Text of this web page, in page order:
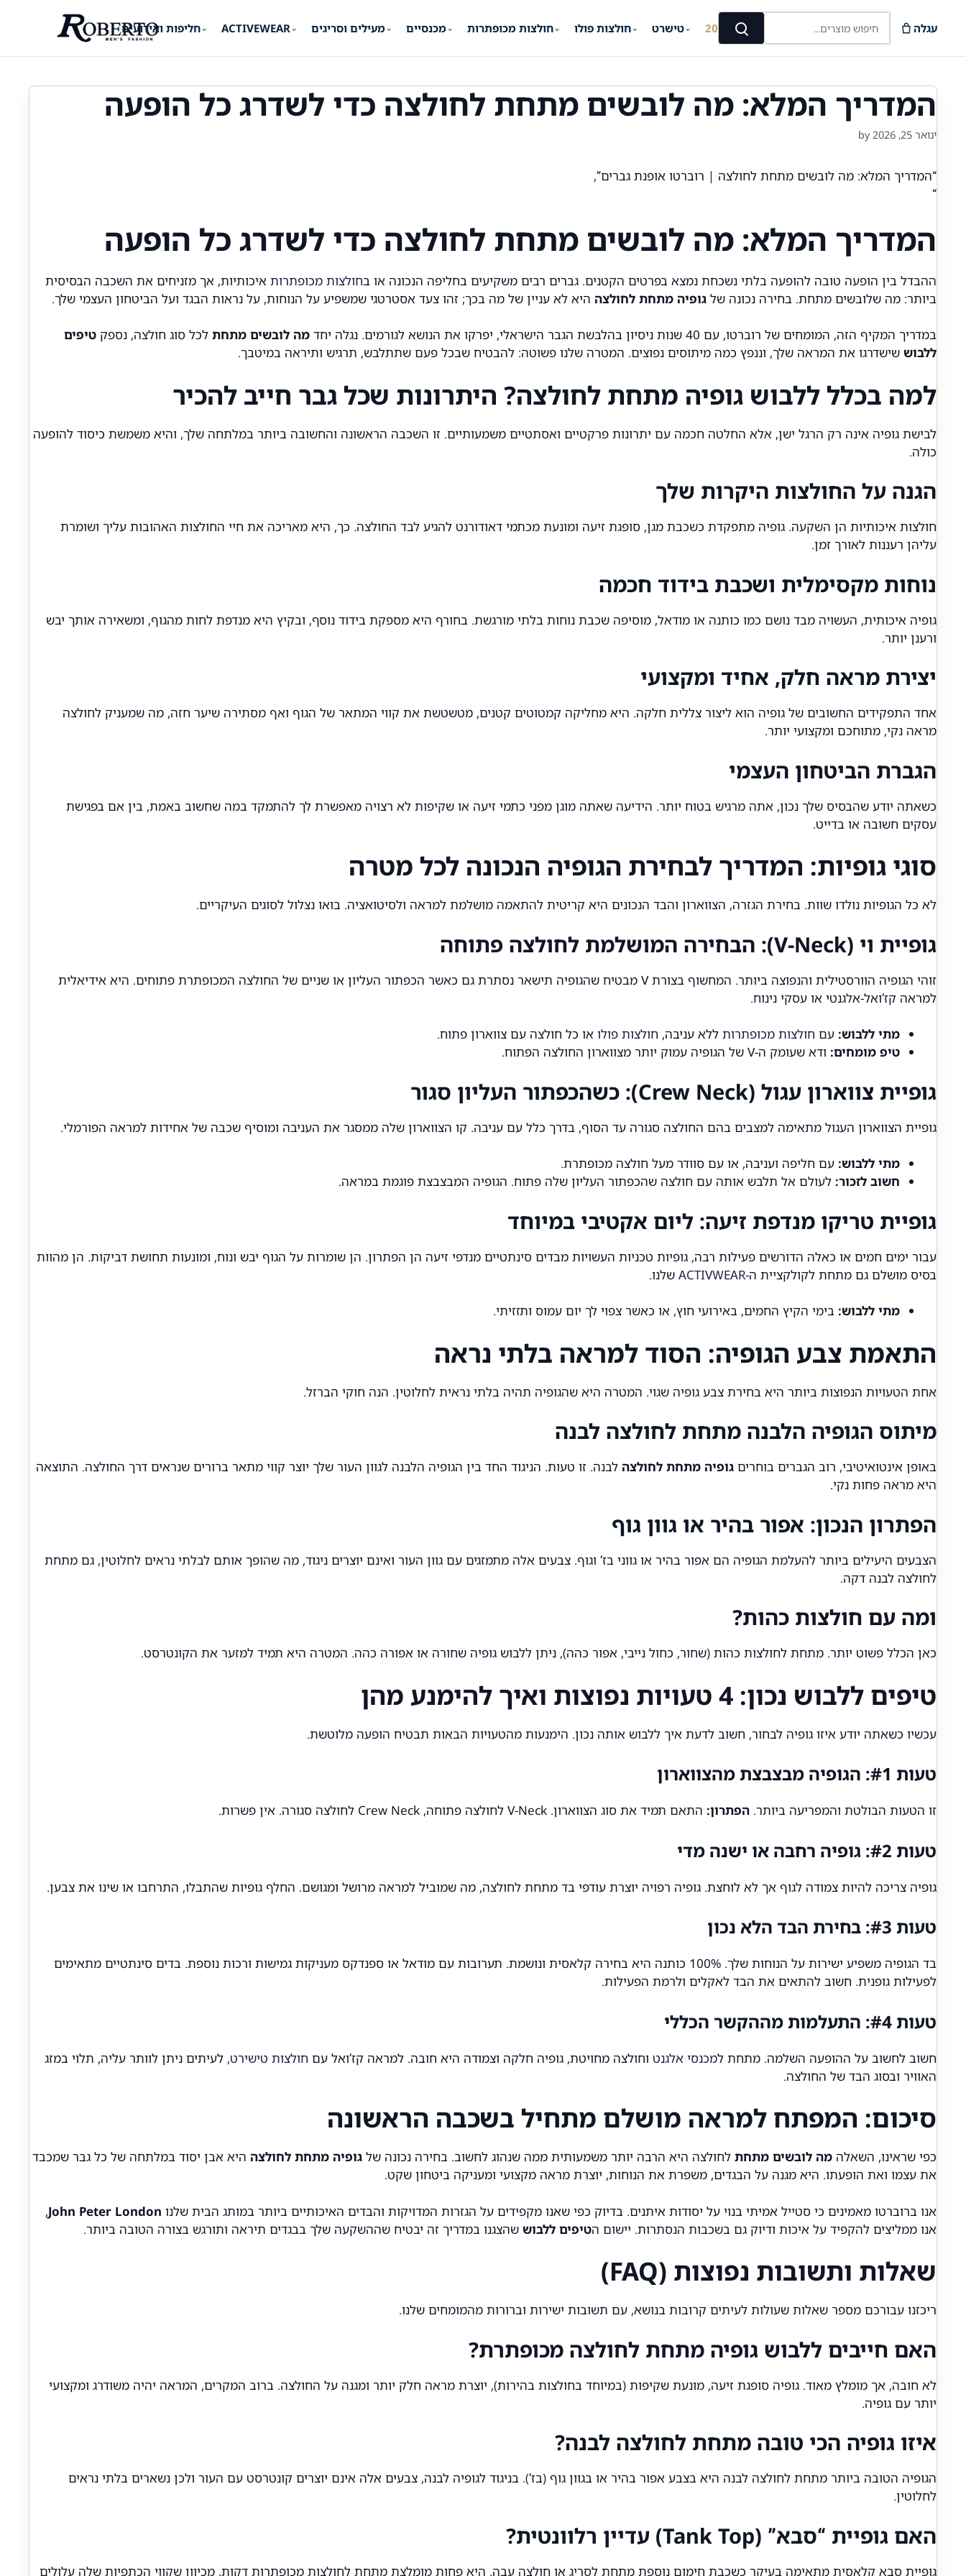
חליפות ואירועים⌄ ACTIVEWEAR ⌄ מעילים וסריגים⌄ מכנסיים⌄ חולצות מכופתרות⌄ חולצות פולו⌄ טישרט⌄ קיץ 2026 חיפוש מוצרים...
חיפוש עגלה
המדריך המלא: מה לובשים מתחת לחולצה כדי לשדרג כל הופעה
ינואר 25, 2026 by
“המדריך המלא: מה לובשים מתחת לחולצה | רוברטו אופנת גברים”,
“
המדריך המלא: מה לובשים מתחת לחולצה כדי לשדרג כל הופעה
ההבדל בין הופעה טובה להופעה בלתי נשכחת נמצא בפרטים הקטנים. גברים רבים משקיעים בחליפה הנכונה או בחולצות מכופתרות איכותיות, אך מזניחים את השכבה הבסיסית
ביותר: מה שלובשים מתחת. בחירה נכונה של גופיה מתחת לחולצה היא לא עניין של מה בכך; זהו צעד אסטרטגי שמשפיע על הנוחות, על נראות הבגד ועל הביטחון העצמי שלך.
במדריך המקיף הזה, המומחים של רוברטו, עם 40 שנות ניסיון בהלבשת הגבר הישראלי, יפרקו את הנושא לגורמים. נגלה יחד מה לובשים מתחת לכל סוג חולצה, נספק טיפים
ללבוש שישדרגו את המראה שלך, וננפץ כמה מיתוסים נפוצים. המטרה שלנו פשוטה: להבטיח שבכל פעם שתתלבש, תרגיש ותיראה במיטבך.
למה בכלל ללבוש גופיה מתחת לחולצה? היתרונות שכל גבר חייב להכיר
לבישת גופיה אינה רק הרגל ישן, אלא החלטה חכמה עם יתרונות פרקטיים ואסתטיים משמעותיים. זו השכבה הראשונה והחשובה ביותר במלתחה שלך, והיא משמשת כיסוד להופעה
כולה.
הגנה על החולצות היקרות שלך
חולצות איכותיות הן השקעה. גופיה מתפקדת כשכבת מגן, סופגת זיעה ומונעת מכתמי דאודורנט להגיע לבד החולצה. כך, היא מאריכה את חיי החולצות האהובות עליך ושומרת
עליהן רעננות לאורך זמן.
נוחות מקסימלית ושכבת בידוד חכמה
גופיה איכותית, העשויה מבד נושם כמו כותנה או מודאל, מוסיפה שכבת נוחות בלתי מורגשת. בחורף היא מספקת בידוד נוסף, ובקיץ היא מנדפת לחות מהגוף, ומשאירה אותך יבש
ורענן יותר.
יצירת מראה חלק, אחיד ומקצועי
אחד התפקידים החשובים של גופיה הוא ליצור צללית חלקה. היא מחליקה קמטוטים קטנים, מטשטשת את קווי המתאר של הגוף ואף מסתירה שיער חזה, מה שמעניק לחולצה
מראה נקי, מתוחכם ומקצועי יותר.
הגברת הביטחון העצמי
כשאתה יודע שהבסיס שלך נכון, אתה מרגיש בטוח יותר. הידיעה שאתה מוגן מפני כתמי זיעה או שקיפות לא רצויה מאפשרת לך להתמקד במה שחשוב באמת, בין אם בפגישת
עסקים חשובה או בדייט.
סוגי גופיות: המדריך לבחירת הגופיה הנכונה לכל מטרה
לא כל הגופיות נולדו שוות. בחירת הגזרה, הצווארון והבד הנכונים היא קריטית להתאמה מושלמת למראה ולסיטואציה. בואו נצלול לסוגים העיקריים.
גופיית וי (V-Neck): הבחירה המושלמת לחולצה פתוחה
זוהי הגופיה הוורסטילית והנפוצה ביותר. המחשוף בצורת V מבטיח שהגופיה תישאר נסתרת גם כאשר הכפתור העליון או שניים של החולצה המכופתרת פתוחים. היא אידיאלית
למראה קז’ואל-אלגנטי או עסקי נינוח.
מתי ללבוש: עם חולצות מכופתרות ללא עניבה, חולצות פולו או כל חולצה עם צווארון פתוח.
טיפ מומחים: ודא שעומק ה-V של הגופיה עמוק יותר מצווארון החולצה הפתוח.
גופיית צווארון עגול (Crew Neck): כשהכפתור העליון סגור
גופיית הצווארון העגול מתאימה למצבים בהם החולצה סגורה עד הסוף, בדרך כלל עם עניבה. קו הצווארון שלה ממסגר את העניבה ומוסיף שכבה של אחידות למראה הפורמלי.
מתי ללבוש: עם חליפה ועניבה, או עם סוודר מעל חולצה מכופתרת.
חשוב לזכור: לעולם אל תלבש אותה עם חולצה שהכפתור העליון שלה פתוח. הגופיה המבצבצת פוגמת במראה.
גופיית טריקו מנדפת זיעה: ליום אקטיבי במיוחד
עבור ימים חמים או כאלה הדורשים פעילות רבה, גופיות טכניות העשויות מבדים סינתטיים מנדפי זיעה הן הפתרון. הן שומרות על הגוף יבש ונוח, ומונעות תחושת דביקות. הן מהוות
בסיס מושלם גם מתחת לקולקציית ה-ACTIVWEAR שלנו.
מתי ללבוש: בימי הקיץ החמים, באירועי חוץ, או כאשר צפוי לך יום עמוס ותזזיתי.
התאמת צבע הגופיה: הסוד למראה בלתי נראה
אחת הטעויות הנפוצות ביותר היא בחירת צבע גופיה שגוי. המטרה היא שהגופיה תהיה בלתי נראית לחלוטין. הנה חוקי הברזל.
מיתוס הגופיה הלבנה מתחת לחולצה לבנה
באופן אינטואיטיבי, רוב הגברים בוחרים גופיה מתחת לחולצה לבנה. זו טעות. הניגוד החד בין הגופיה הלבנה לגוון העור שלך יוצר קווי מתאר ברורים שנראים דרך החולצה. התוצאה
היא מראה פחות נקי.
הפתרון הנכון: אפור בהיר או גוון גוף
הצבעים היעילים ביותר להעלמת הגופיה הם אפור בהיר או גווני בז’ וגוף. צבעים אלה מתמזגים עם גוון העור ואינם יוצרים ניגוד, מה שהופך אותם לבלתי נראים לחלוטין, גם מתחת
לחולצה לבנה דקה.
ומה עם חולצות כהות?
כאן הכלל פשוט יותר. מתחת לחולצות כהות (שחור, כחול נייבי, אפור כהה), ניתן ללבוש גופיה שחורה או אפורה כהה. המטרה היא תמיד למזער את הקונטרסט.
טיפים ללבוש נכון: 4 טעויות נפוצות ואיך להימנע מהן
עכשיו כשאתה יודע איזו גופיה לבחור, חשוב לדעת איך ללבוש אותה נכון. הימנעות מהטעויות הבאות תבטיח הופעה מלוטשת.
טעות #1: הגופיה מבצבצת מהצווארון
זו הטעות הבולטת והמפריעה ביותר. הפתרון: התאם תמיד את סוג הצווארון. V-Neck לחולצה פתוחה, Crew Neck לחולצה סגורה. אין פשרות.
טעות #2: גופיה רחבה או ישנה מדי
גופיה צריכה להיות צמודה לגוף אך לא לוחצת. גופיה רפויה יוצרת עודפי בד מתחת לחולצה, מה שמוביל למראה מרושל ומגושם. החלף גופיות שהתבלו, התרחבו או שינו את צבען.
טעות #3: בחירת הבד הלא נכון
בד הגופיה משפיע ישירות על הנוחות שלך. 100% כותנה היא בחירה קלאסית ונושמת. תערובות עם מודאל או ספנדקס מעניקות גמישות ורכות נוספת. בדים סינתטיים מתאימים
לפעילות גופנית. חשוב להתאים את הבד לאקלים ולרמת הפעילות.
טעות #4: התעלמות מההקשר הכללי
חשוב לחשוב על ההופעה השלמה. מתחת למכנסי אלגנט וחולצה מחויטת, גופיה חלקה וצמודה היא חובה. למראה קז’ואל עם חולצות טישירט, לעיתים ניתן לוותר עליה, תלוי במזג
האוויר ובסוג הבד של החולצה.
סיכום: המפתח למראה מושלם מתחיל בשכבה הראשונה
כפי שראינו, השאלה מה לובשים מתחת לחולצה היא הרבה יותר משמעותית ממה שנהוג לחשוב. בחירה נכונה של גופיה מתחת לחולצה היא אבן יסוד במלתחה של כל גבר שמכבד
את עצמו ואת הופעתו. היא מגנה על הבגדים, משפרת את הנוחות, יוצרת מראה מקצועי ומעניקה ביטחון שקט.
אנו ברוברטו מאמינים כי סטייל אמיתי בנוי על יסודות איתנים. בדיוק כפי שאנו מקפידים על הגזרות המדויקות והבדים האיכותיים ביותר במותג הבית שלנו John Peter London
,
אנו ממליצים להקפיד על איכות ודיוק גם בשכבות הנסתרות. יישום הטיפים ללבוש שהצגנו במדריך זה יבטיח שההשקעה שלך בבגדים תיראה ותורגש בצורה הטובה ביותר.
שאלות ותשובות נפוצות (FAQ)
ריכזנו עבורכם מספר שאלות שעולות לעיתים קרובות בנושא, עם תשובות ישירות וברורות מהמומחים שלנו.
האם חייבים ללבוש גופיה מתחת לחולצה מכופתרת?
לא חובה, אך מומלץ מאוד. גופיה סופגת זיעה, מונעת שקיפות (במיוחד בחולצות בהירות), יוצרת מראה חלק יותר ומגנה על החולצה. ברוב המקרים, המראה יהיה משודרג ומקצועי
יותר עם גופיה.
איזו גופיה הכי טובה מתחת לחולצה לבנה?
הגופיה הטובה ביותר מתחת לחולצה לבנה היא בצבע אפור בהיר או בגוון גוף (בז’). בניגוד לגופיה לבנה, צבעים אלה אינם יוצרים קונטרסט עם העור ולכן נשארים בלתי נראים
לחלוטין.
האם גופיית “סבא” (Tank Top) עדיין רלוונטית?
גופיית סבא קלאסית מתאימה בעיקר כשכבת חימום נוספת מתחת לסריג או חולצה עבה. היא פחות מומלצת מתחת לחולצות מכופתרות דקות, מכיוון שקווי הכתפיות שלה עלולים